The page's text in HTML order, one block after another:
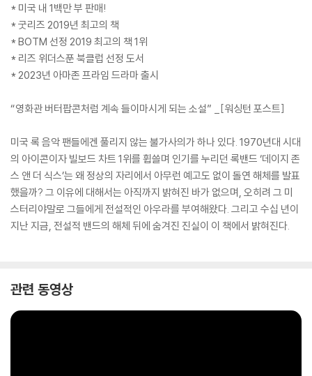
* 미국 내 1백만 부 판매!
* 굿리즈 2019년 최고의 책
* BOTM 선정 2019 최고의 책 1위
* 리즈 위더스푼 북클럽 선정 도서
* 2023년 아마존 프라임 드라마 출시
“영화관 버터팝콘처럼 계속 들이마시게 되는 소설” _[워싱턴 포스트]
미국 록 음악 팬들에겐 풀리지 않는 불가사의가 하나 있다. 1970년대 시대
의 아이콘이자 빌보드 차트 1위를 휩쓸며 인기를 누리던 록밴드 ‘데이지 존
스 앤 더 식스’는 왜 정상의 자리에서 아무런 예고도 없이 돌연 해체를 발표
했을까? 그 이유에 대해서는 아직까지 밝혀진 바가 없으며, 오히려 그 미
스터리야말로 그들에게 전설적인 아우라를 부여해왔다. 그리고 수십 년이
지난 지금, 전설적 밴드의 해체 뒤에 숨겨진 진실이 이 책에서 밝혀진다.
관련 동영상